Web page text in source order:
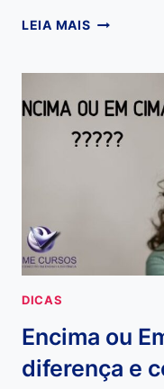
LEIA MAISVIAGEM
É
DIFERENÇA
PALAVRA?
DICAS
Encima ou
diferença e